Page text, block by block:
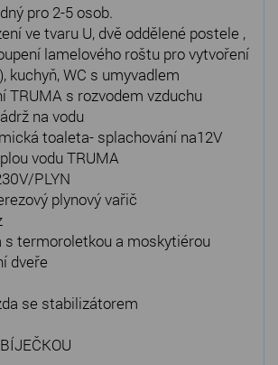
pro 2-5 osob.
ve tvaru U, dvě oddělené postele ,
lamelového roštu pro vytvoření
kuchyň, WC s umyvadlem
TRUMA s rozvodem vzduchu
na vodu
toaleta- splachování na12V
vodu TRUMA
PLYN
plynový vařič
s termoroletkou a moskytiérou
dveře
se stabilizátorem